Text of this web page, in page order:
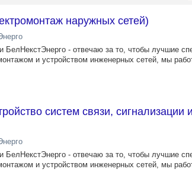
наружных сетей)
БелНекстЭнерго - отвечаю за то, чтобы лучшие
и устройством инженерных сетей, мы
систем связи, сигнализации и
БелНекстЭнерго - отвечаю за то, чтобы лучшие
и устройством инженерных сетей, мы